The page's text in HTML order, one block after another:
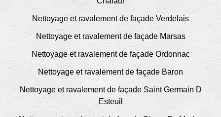
Nettoyage et ravalement de façade Verdelais
Nettoyage et ravalement de façade Marsas
Nettoyage et ravalement de façade Ordonnac
Nettoyage et ravalement de façade Baron
Nettoyage et ravalement de façade Saint Germain D
Esteuil